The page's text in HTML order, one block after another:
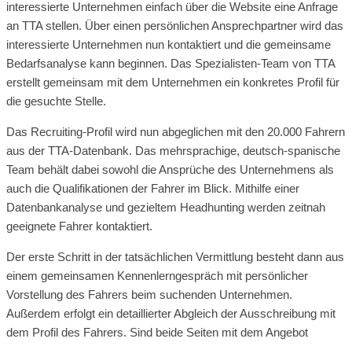
interessierte Unternehmen einfach über die Website eine Anfrage
an TTA stellen. Über einen persönlichen Ansprechpartner wird das
interessierte Unternehmen nun kontaktiert und die gemeinsame
Bedarfsanalyse kann beginnen. Das Spezialisten-Team von TTA
erstellt gemeinsam mit dem Unternehmen ein konkretes Profil für
die gesuchte Stelle.
Das Recruiting-Profil wird nun abgeglichen mit den 20.000 Fahrern
aus der TTA-Datenbank. Das mehrsprachige, deutsch-spanische
Team behält dabei sowohl die Ansprüche des Unternehmens als
auch die Qualifikationen der Fahrer im Blick. Mithilfe einer
Datenbankanalyse und gezieltem Headhunting werden zeitnah
geeignete Fahrer kontaktiert.
Der erste Schritt in der tatsächlichen Vermittlung besteht dann aus
einem gemeinsamen Kennenlerngespräch mit persönlicher
Vorstellung des Fahrers beim suchenden Unternehmen.
Außerdem erfolgt ein detaillierter Abgleich der Ausschreibung mit
dem Profil des Fahrers. Sind beide Seiten mit dem Angebot